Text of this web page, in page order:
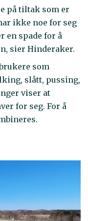
på tiltak som er
ikke noe for seg
en spade for å
sier Hinderaker.
som
slått, pussing,
viser at
for seg. For å